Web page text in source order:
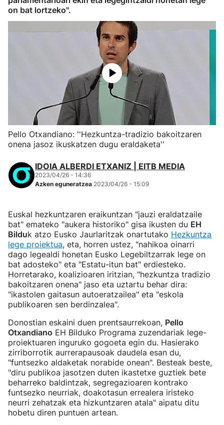
on bat lortzeko".
Pello Otxandiano: ''Hezkuntza-tradizio bakoitzaren
onena jasoz ikuskatzen dugu eraldaketa''
IDOIA ALBERDI ETXANIZ | EITB MEDIA
2023/04/26 - 14:36
Azken eguneratzea 2023/04/26 - 15:09
Euskal hezkuntzaren eraikuntzan "jauzi eraldatzaile
bat" emateko "aukera historiko" gisa ikusten du EH
Bilduk atzo Eusko Jaurlaritzak onartutako Hezkuntza
lege proiektua, eta, horren ustez, "nahikoa oinarri
dago legealdi honetan Eusko Legebiltzarrak lege on
bat adosteko" eta "Estatu-itun bat" erdiesteko.
Horretarako, koalizioaren iritzian, "hezkuntza tradizio
bakoitzaren onena" jaso eta uztartu behar dira:
"ikastolen gaitasun autoeratzailea" eta "eskola
publikoaren sen berdinzalea".
Donostian eskaini duen prentsaurrekoan, Pello
Otxandiano EH Bilduko Programa zuzendariak lege-
proiektuaren inguruko gogoeta egin du. Hasierako
zirriborrotik aurrerapausoak daudela esan du,
"funtsezko aldaketak norabide onean". Besteak beste,
"diru publikoa jasotzen duten ikastetxe guztiek bete
beharreko baldintzak, segregazioaren kontrako
funtsezko neurriak, doakotasun errealera iristeko
neurri zehatzak eta hizkuntzaren atala" aipatu ditu
hobetu diren puntuen artean.